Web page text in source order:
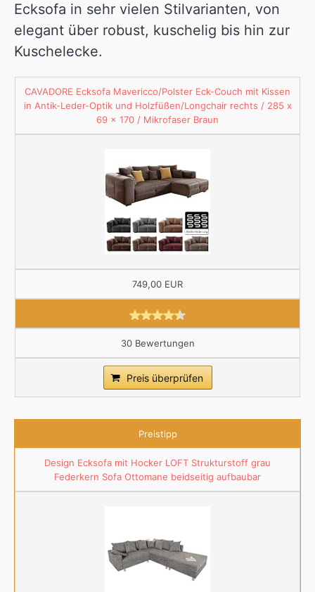
Ecksofa in sehr vielen Stilvarianten, von
elegant über robust, kuschelig bis hin zur
Kuschelecke.
CAVADORE Ecksofa Mavericco/Polster Eck-Couch mit Kissen
in Antik-Leder-Optik und Holzfüßen/Longchair rechts / 285 x
69 x 170 / Mikrofaser Braun
749,00 EUR
30 Bewertungen
Preis überprüfen
Preistipp
Design Ecksofa mit Hocker LOFT Strukturstoff grau
Federkern Sofa Ottomane beidseitig aufbaubar